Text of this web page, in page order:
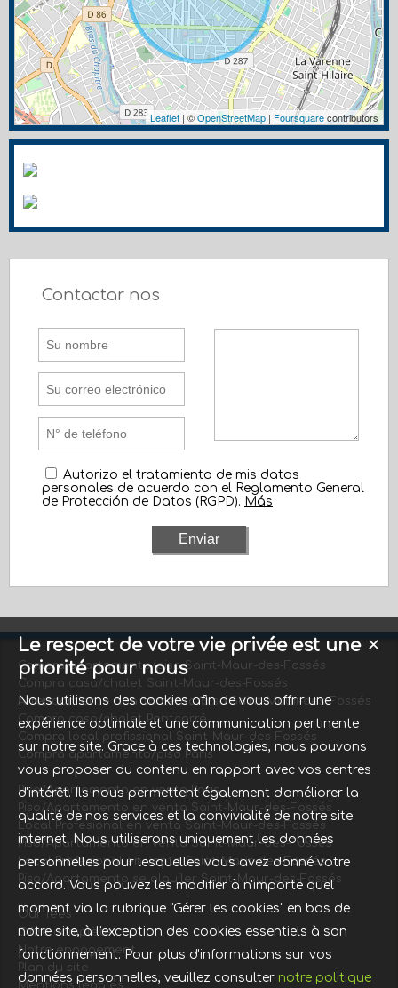
Leaflet | ©OpenStreetMap | Foursquarecontributors
Contactar nos
Autorizo el tratamiento de mis datos
personales de acuerdo con el Reglamento General
de Protección de Datos (RGPD). Más
Compra apartamento/piso Saint-Maur-des-Fossés
Compra casa/chalet Saint-Maur-des-Fossés
Arrendamiento apartamento/piso Saint-Maur-des-Fossés
Compra casa/chalet Pontcarré
Compra local profissional Saint-Maur-des-Fossés
Compra apartamento/piso Paris
Piso/Apartamento en venta Paris
Piso/Apartamento en venta Saint-Maur-des-Fossés
Local Profesional en venta Saint-Maur-des-Fossés
Piso/Apartamento en venta Saint-Maur-des-Fossés
Local Profesional en venta Saint-Maur-des-Fossés
Piso/Apartamento se alquiler Saint-Maur-des-Fossés
Our fees
Offre complète
Notre engagement
Plan du site
✕
Le respect de votre vie privée est une
priorité pour nous
Nous utilisons des cookies afin de vous offrir une
expérience optimale et une communication pertinente
sur notre site. Grace à ces technologies, nous pouvons
vous proposer du contenu en rapport avec vos centres
d'intérêt. Ils nous permettent également d'améliorer la
qualité de nos services et la convivialité de notre site
internet. Nous utiliserons uniquement les données
personnelles pour lesquelles vous avez donné votre
accord. Vous pouvez les modifier à n'importe quel
moment via la rubrique "Gérer les cookies" en bas de
notre site, à l'exception des cookies essentiels à son
fonctionnement. Pour plus d'informations sur vos
données personnelles, veuillez consulter notre politique